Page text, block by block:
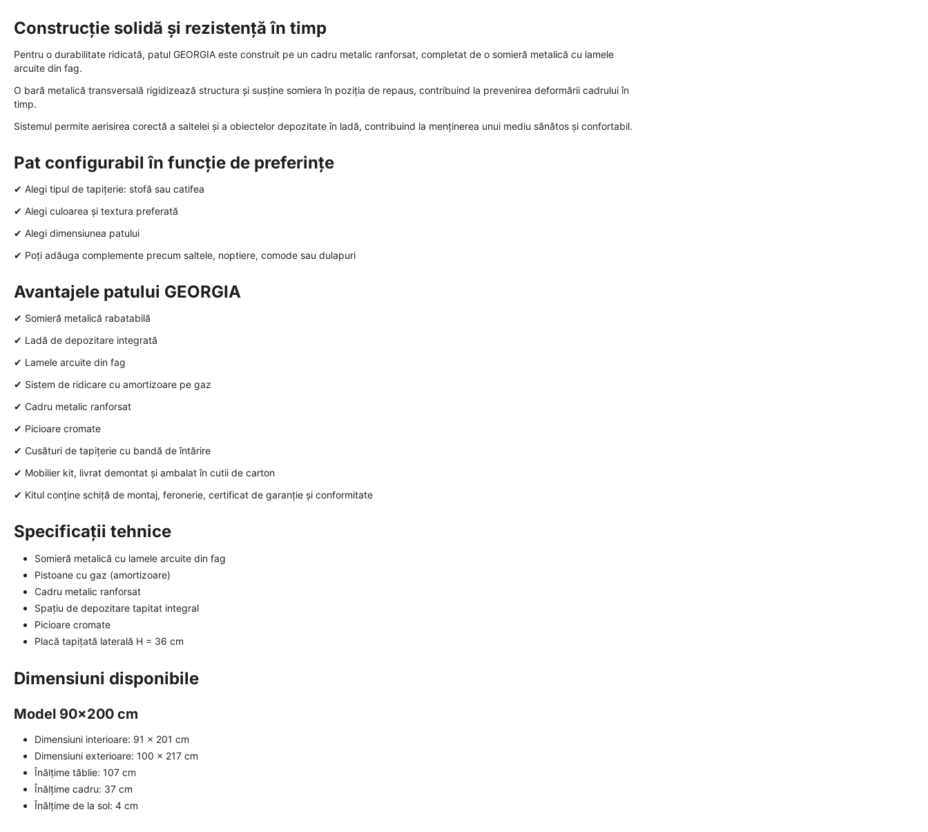
Construcție solidă și rezistență în timp
Pentru o durabilitate ridicată, patul GEORGIA este construit pe un cadru metalic ranforsat, completat de o somieră metalică cu lamele
arcuite din fag.
O bară metalică transversală rigidizează structura și susține somiera în poziția de repaus, contribuind la prevenirea deformării cadrului în
timp.
Sistemul permite aerisirea corectă a saltelei și a obiectelor depozitate în ladă, contribuind la menținerea unui mediu sănătos și confortabil.
Pat configurabil în funcție de preferințe
✔ Alegi tipul de tapițerie: stofă sau catifea
✔ Alegi culoarea și textura preferată
✔ Alegi dimensiunea patului
✔ Poți adăuga complemente precum saltele, noptiere, comode sau dulapuri
Avantajele patului GEORGIA
✔ Somieră metalică rabatabilă
✔ Ladă de depozitare integrată
✔ Lamele arcuite din fag
✔ Sistem de ridicare cu amortizoare pe gaz
✔ Cadru metalic ranforsat
✔ Picioare cromate
✔ Cusături de tapițerie cu bandă de întărire
✔ Mobilier kit, livrat demontat și ambalat în cutii de carton
✔ Kitul conține schiță de montaj, feronerie, certificat de garanție și conformitate
Specificații tehnice
Somieră metalică cu lamele arcuite din fag
Pistoane cu gaz (amortizoare)
Cadru metalic ranforsat
Spațiu de depozitare tapitat integral
Picioare cromate
Placă tapițată laterală H = 36 cm
Dimensiuni disponibile
Model 90x200 cm
Dimensiuni interioare: 91 x 201 cm
Dimensiuni exterioare: 100 x 217 cm
Înălțime tăblie: 107 cm
Înălțime cadru: 37 cm
Înălțime de la sol: 4 cm